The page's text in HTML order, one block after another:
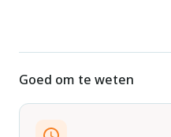
Goed om te weten